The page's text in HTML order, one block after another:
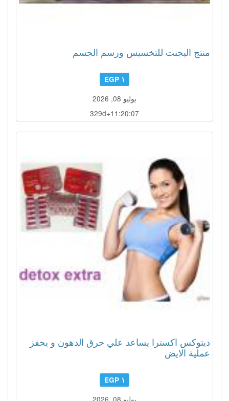
منتج اليجنت للتخسيس ورسم الجسم
١ EGP
يوليو 08, 2026
329d+11:20:04
ديتوكس اكسترا يساعد علي حرق الدهون و يحفز
عملية الايض
١ EGP
يوليو 08, 2026